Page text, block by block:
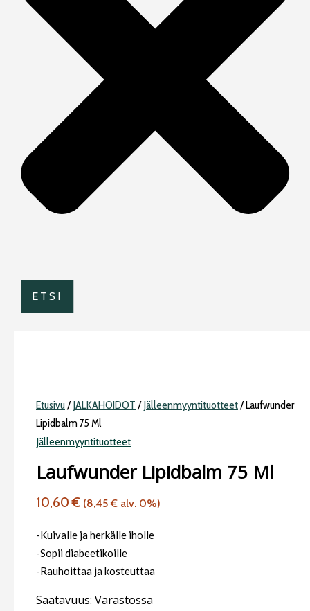
Etusivu/JALKAHOIDOT /Jälleenmyyntituotteet/ Laufwunder
Lipidbalm 75 Ml
Jälleenmyyntituotteet
Laufwunder Lipidbalm 75 Ml
10,60€ (8,45€ alv. 0%)
-Kuivalle ja herkälle iholle
-Sopii diabeetikoille
-Rauhoittaa ja kosteuttaa
Saatavuus: Varastossa
ETSI